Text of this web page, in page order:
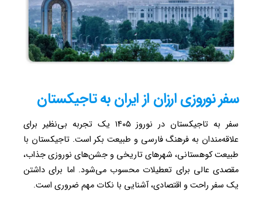
سفر نوروزی ارزان از ایران به تاجیکستان
سفر به تاجیکستان در نوروز ۱۴۰۵ یک تجربه بی‌نظیر برای
علاقه‌مندان به فرهنگ فارسی و طبیعت بکر است. تاجیکستان با
طبیعت کوهستانی، شهرهای تاریخی و جشن‌های نوروزی جذاب،
مقصدی عالی برای تعطیلات محسوب می‌شود. اما برای داشتن
یک سفر راحت و اقتصادی، آشنایی با نکات مهم ضروری است.